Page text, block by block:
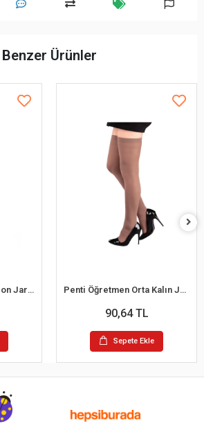
Benzer Ürünler
Penti Kadın Lace Ribbon Jartiyer Çorap Penti Öğretmen Orta Kalın Jartiyersiz Çorap
90,64 TL
Sepete Ekle